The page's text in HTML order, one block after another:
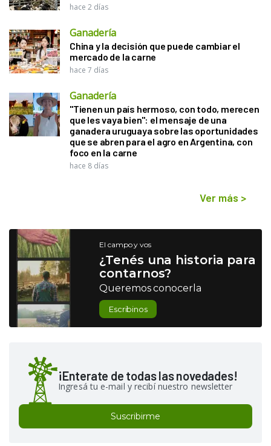
hace 2 días
Ganadería
China y la decisión que puede cambiar el
mercado de la carne
hace 7 días
Ganadería
"Tienen un país hermoso, con todo, merecen
que les vaya bien": el mensaje de una
ganadera uruguaya sobre las oportunidades
que se abren para el agro en Argentina, con
foco en la carne
hace 8 días
Ver más >
El campo y vos
¿Tenés una historia para
contarnos?
Queremos conocerla
Escribinos
¡Enterate de todas las novedades!
Ingresá tu e-mail y recibí nuestro newsletter
Suscribirme